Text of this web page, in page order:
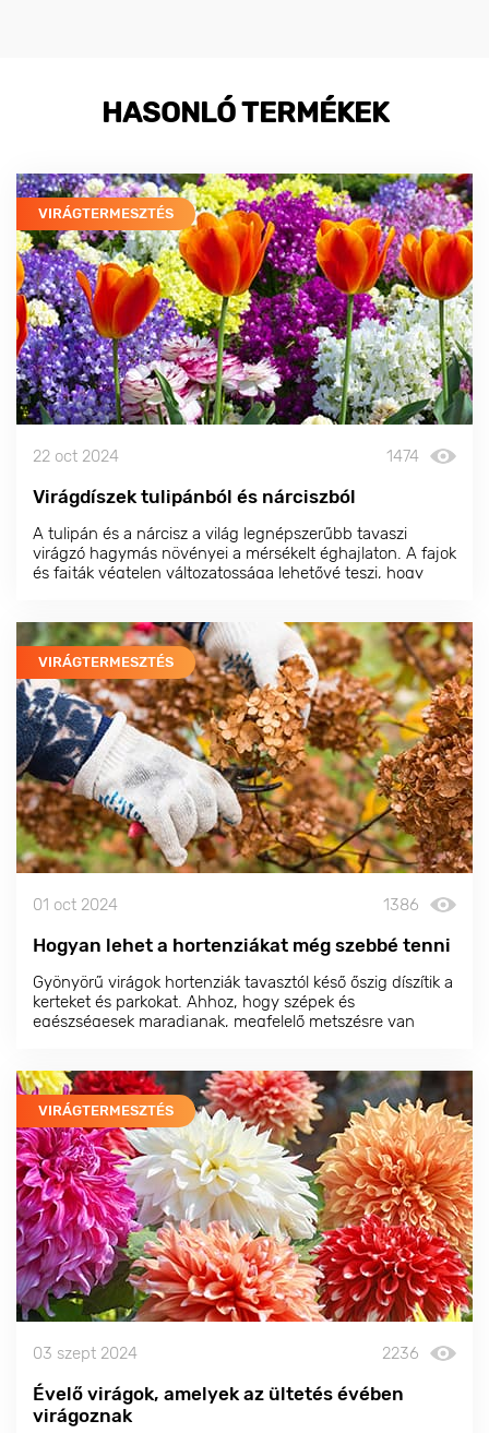
HASONLÓ TERMÉKEK
VIRÁGTERMESZTÉS
22 oct 2024 1474
Virágdíszek tulipánból és nárciszból
A tulipán és a nárcisz a világ legnépszerűbb tavaszi
virágzó hagymás növényei a mérsékelt éghajlaton. A fajok
és fajták végtelen változatossága lehetővé teszi, hogy
VIRÁGTERMESZTÉS
01 oct 2024 1386
Hogyan lehet a hortenziákat még szebbé tenni
Gyönyörű virágok hortenziák tavasztól késő őszig díszítik a
kerteket és parkokat. Ahhoz, hogy szépek és
egészségesek maradjanak, megfelelő metszésre van
VIRÁGTERMESZTÉS
03 szept 2024 2236
Évelő virágok, amelyek az ültetés évében
virágoznak